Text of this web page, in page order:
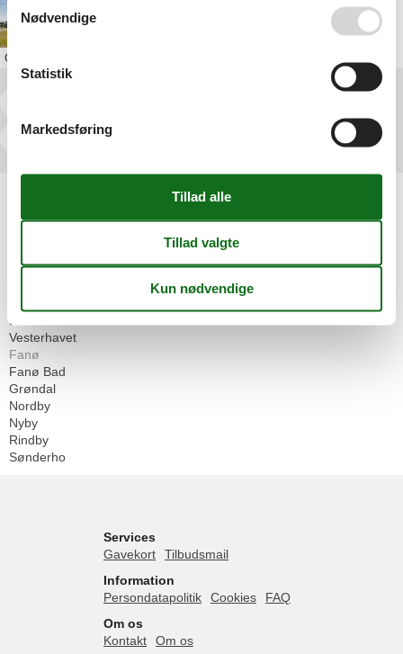
Om
>>
Danmark
Vesterhavet
Fanø
Fanø Bad
Grøndal
Nordby
Nyby
Rindby
Sønderho
Services
Gavekort
Tilbudsmail
Information
Persondatapolitik
Cookies
FAQ
Om os
Kontakt
Om os
Nødvendige
Statistik
Markedsføring